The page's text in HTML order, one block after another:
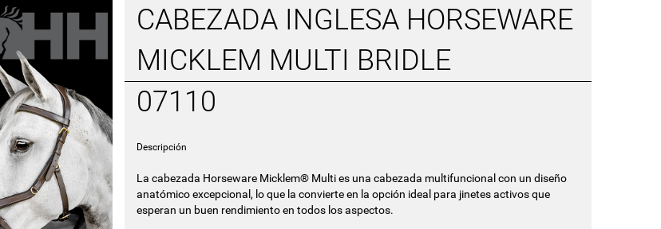
CABEZADA INGLESA HORSEWARE
MICKLEM MULTI BRIDLE
07110
Descripción
La cabezada Horseware Micklem® Multi es una cabezada multifuncional con un diseño
anatómico excepcional, lo que la convierte en la opción ideal para jinetes activos que
esperan un buen rendimiento en todos los aspectos.